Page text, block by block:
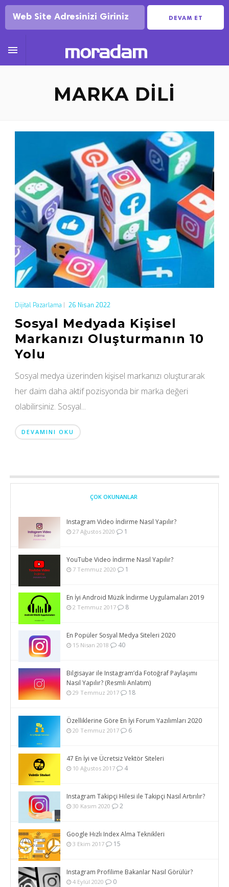
DEVAM ET

MARKA DILI
Dijital Pazarlama 26 Nisan 2022
Sosyal Medyada Kişisel
Markanızı Oluşturmanın 10
Yolu
Sosyal medya üzerinden kişisel markanızı oluşturarak
her daim daha aktif pozisyonda bir marka değeri
olabilirsiniz. Sosyal...
DEVAMINI OKU
ÇOK OKUNANLAR
Instagram Video İndirme Nasıl Yapılır?
27 Ağustos 2020 1
YouTube Video İndirme Nasıl Yapılır?
7 Temmuz 2020 1
En İyi Android Müzik İndirme Uygulamaları 2019
2 Temmuz 2017 8
En Popüler Sosyal Medya Siteleri 2020
15 Nisan 2018 40
Bilgisayar ile Instagram’da Fotoğraf Paylaşımı
Nasıl Yapılır? (Resmli Anlatım)
29 Temmuz 2017 18
Özelliklerine Göre En İyi Forum Yazılımları 2020
20 Temmuz 2017 6
47 En İyi ve Ücretsiz Vektör Siteleri
10 Ağustos 2017 4
Instagram Takipçi Hilesi ile Takipçi Nasıl Artırılır?
30 Kasım 2020 2
Google Hızlı Index Alma Teknikleri
3 Ekim 2017 15
Instagram Profilime Bakanlar Nasıl Görülür?
4 Eylül 2020 0